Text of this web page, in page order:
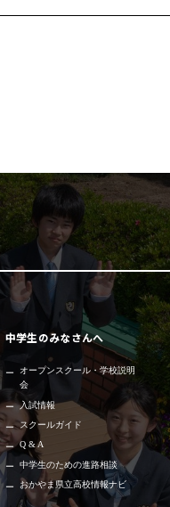
中学生のみなさんへ
オープンスクール・学校説明
会
入試情報
スクールガイド
Q & A
中学生のための進路相談
おかやま県立高校情報ナビ